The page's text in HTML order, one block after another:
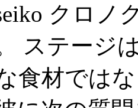
クロノ
ステージ
食材では